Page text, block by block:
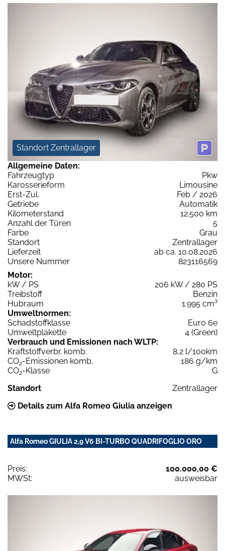
Standort Zentrallager
Allgemeine Daten:
Fahrzeugtyp
Pkw
Karosserieform
Limousine
Erst-Zul.
Feb / 2026
Getriebe
Automatik
Kilometerstand
12.500 km
Anzahl der Türen
5
Farbe
Grau
Standort
Zentrallager
Lieferzeit
ab ca. 10.08.2026
Unsere Nummer
823116569
Motor:
kW / PS
206 kW / 280 PS
Treibstoff
Benzin
Hubraum
1.995 cm³
Umweltnormen:
Schadstoffklasse
Euro 6e
Umweltplakette
4 (Green)
Verbrauch und Emissionen nach WLTP:
Kraftstoffverbr. komb.
8,2 l/100km
CO2-Emissionen komb.
186 g/km
CO2-Klasse
G
Standort
Zentrallager
Details zum Alfa Romeo Giulia anzeigen
Alfa Romeo GIULIA 2,9 V6 BI-TURBO QUADRIFOGLIO ORO
Preis:
100.000,00 €
MWSt:
ausweisbar